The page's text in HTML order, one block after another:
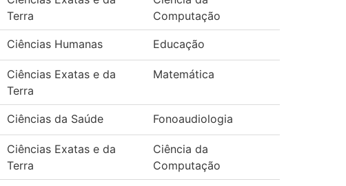
Terra
Computação
Ciências Humanas Educação
Ciências Exatas e da
Terra
Matemática
Ciências da Saúde Fonoaudiologia
Ciências Exatas e da
Terra
Ciência da
Computação